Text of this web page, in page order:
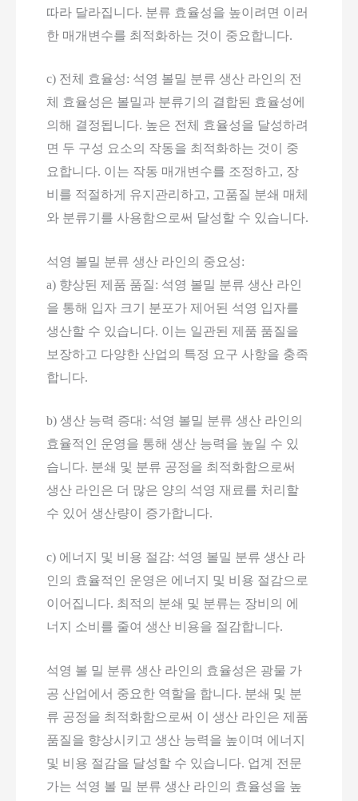
따라 달라집니다. 분류 효율성을 높이려면 이러
한 매개변수를 최적화하는 것이 중요합니다.
c) 전체 효율성: 석영 볼밀 분류 생산 라인의 전
체 효율성은 볼밀과 분류기의 결합된 효율성에
의해 결정됩니다. 높은 전체 효율성을 달성하려
면 두 구성 요소의 작동을 최적화하는 것이 중
요합니다. 이는 작동 매개변수를 조정하고, 장
비를 적절하게 유지관리하고, 고품질 분쇄 매체
와 분류기를 사용함으로써 달성할 수 있습니다.
석영 볼밀 분류 생산 라인의 중요성:
a) 향상된 제품 품질: 석영 볼밀 분류 생산 라인
을 통해 입자 크기 분포가 제어된 석영 입자를
생산할 수 있습니다. 이는 일관된 제품 품질을
보장하고 다양한 산업의 특정 요구 사항을 충족
합니다.
b) 생산 능력 증대: 석영 볼밀 분류 생산 라인의
효율적인 운영을 통해 생산 능력을 높일 수 있
습니다. 분쇄 및 분류 공정을 최적화함으로써
생산 라인은 더 많은 양의 석영 재료를 처리할
수 있어 생산량이 증가합니다.
c) 에너지 및 비용 절감: 석영 볼밀 분류 생산 라
인의 효율적인 운영은 에너지 및 비용 절감으로
이어집니다. 최적의 분쇄 및 분류는 장비의 에
너지 소비를 줄여 생산 비용을 절감합니다.
석영 볼 밀 분류 생산 라인의 효율성은 광물 가
공 산업에서 중요한 역할을 합니다. 분쇄 및 분
류 공정을 최적화함으로써 이 생산 라인은 제품
품질을 향상시키고 생산 능력을 높이며 에너지
및 비용 절감을 달성할 수 있습니다. 업계 전문
가는 석영 볼 밀 분류 생산 라인의 효율성을 높